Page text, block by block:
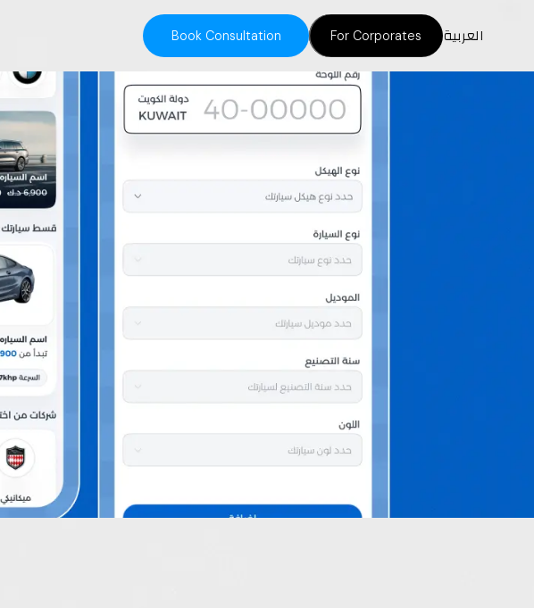
Book Consultation For Corporates العربية